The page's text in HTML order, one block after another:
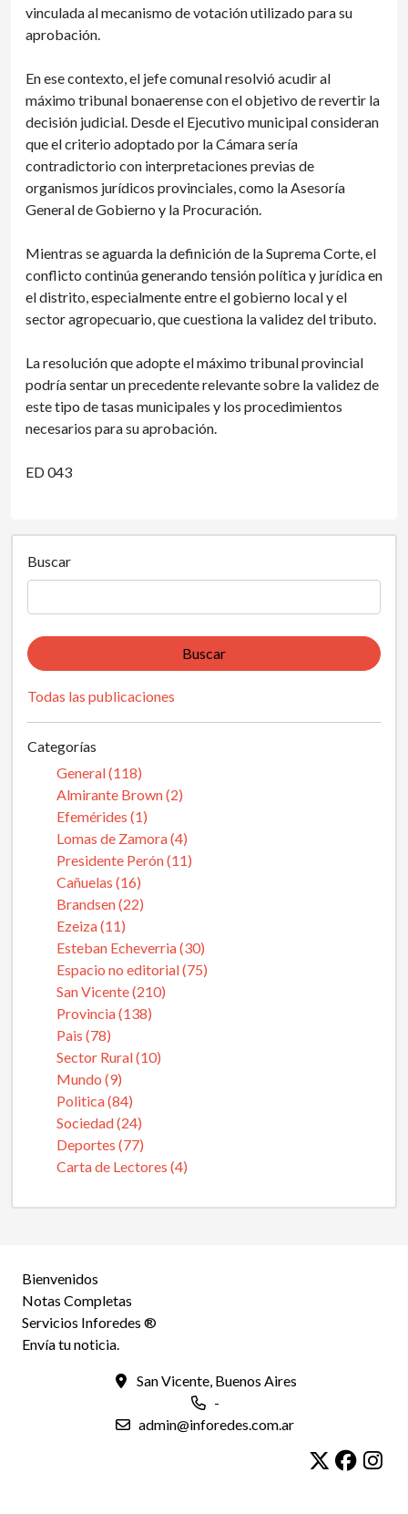
vinculada al mecanismo de votación utilizado para su
aprobación.
En ese contexto, el jefe comunal resolvió acudir al
máximo tribunal bonaerense con el objetivo de revertir la
decisión judicial. Desde el Ejecutivo municipal consideran
que el criterio adoptado por la Cámara sería
contradictorio con interpretaciones previas de
organismos jurídicos provinciales, como la Asesoría
General de Gobierno y la Procuración.
Mientras se aguarda la definición de la Suprema Corte, el
conflicto continúa generando tensión política y jurídica en
el distrito, especialmente entre el gobierno local y el
sector agropecuario, que cuestiona la validez del tributo.
La resolución que adopte el máximo tribunal provincial
podría sentar un precedente relevante sobre la validez de
este tipo de tasas municipales y los procedimientos
necesarios para su aprobación.
ED 043
Buscar
Buscar
Todas las publicaciones
Categorías
General (118)
Almirante Brown (2)
Efemérides (1)
Lomas de Zamora (4)
Presidente Perón (11)
Cañuelas (16)
Brandsen (22)
Ezeiza (11)
Esteban Echeverria (30)
Espacio no editorial (75)
San Vicente (210)
Provincia (138)
Pais (78)
Sector Rural (10)
Mundo (9)
Politica (84)
Sociedad (24)
Deportes (77)
Carta de Lectores (4)
Bienvenidos
Notas Completas
Servicios Inforedes ®
Envía tu noticia.
San Vicente, Buenos Aires
-
admin@inforedes.com.ar